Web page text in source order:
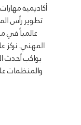
أكاديمية
تطوير رأس
عالمياً في
المهني.
يواكب أحدث
والمنظمات